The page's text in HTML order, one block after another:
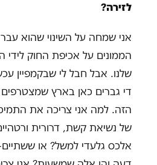
לזירה?
אני שמחה על השינוי שהוא
הממונים על אכיפת החוק לידי
די גברים כאן בארץ שמצטרפים
הזה. למה אני צריכה את
של נשיאת קשת, דרורית
אלכס גלעדי למשל? או ששתיים-